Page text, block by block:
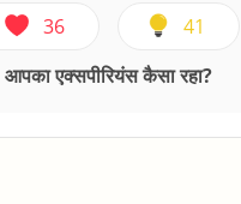
36
41
आपका एक्सपीरियंस कैसा रहा?